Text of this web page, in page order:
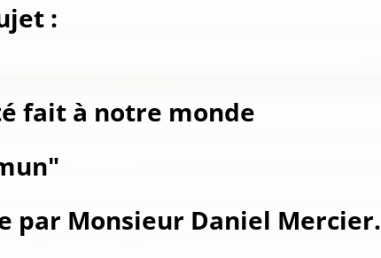
:
fait à notre monde
par Monsieur Daniel Mercier.